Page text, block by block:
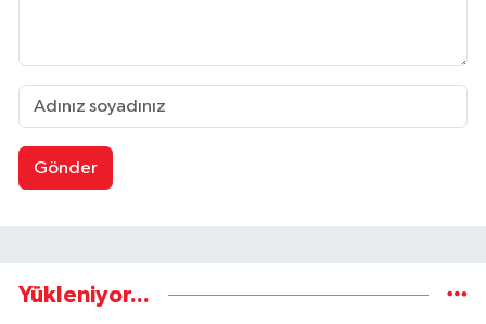
Gönder
Yükleniyor...